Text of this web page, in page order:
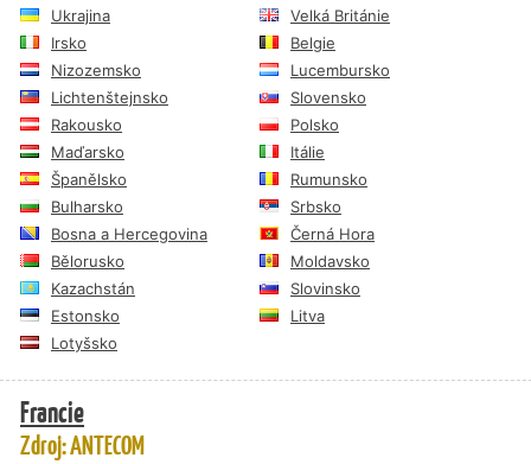
Ukrajina
Velká Británie
Irsko
Belgie
Nizozemsko
Lucembursko
Lichtenštejnsko
Slovensko
Rakousko
Polsko
Maďarsko
Itálie
Španělsko
Rumunsko
Bulharsko
Srbsko
Bosna a Hercegovina
Černá Hora
Bělorusko
Moldavsko
Kazachstán
Slovinsko
Estonsko
Litva
Lotyšsko
Francie
Zdroj: ANTECOM